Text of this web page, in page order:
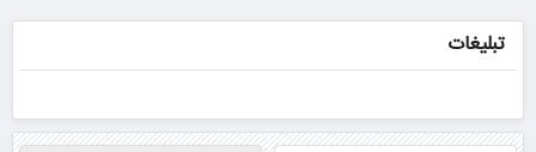
انسانی)
تبلیغات